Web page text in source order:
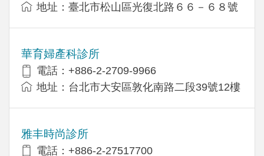
地址：臺北市松山區光復北路６６－６８號
華育婦產科診所
電話：+886-2-2709-9966
地址：台北市大安區敦化南路二段39號12樓
雅丰時尚診所
電話：+886-2-27517700